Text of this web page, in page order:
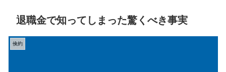
退職金で知ってしまった驚くべき事実
倹約